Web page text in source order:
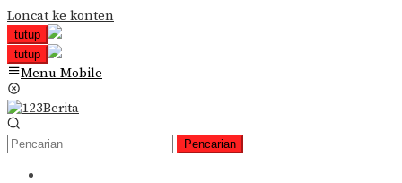
Loncat ke konten
tutup
tutup
Menu Mobile
Pencarian